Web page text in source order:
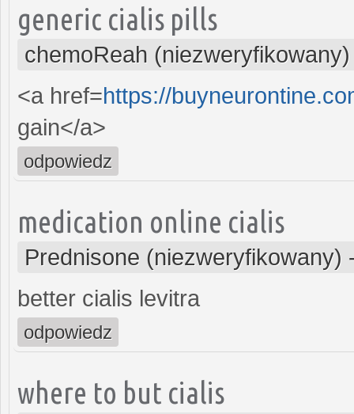
generic cialis pills
chemoReah (niezweryfikowany)
<a href=https://
gain</a>
odpowiedz
medication online cialis
Prednisone (niezweryfikowany)
better cialis levitra
odpowiedz
where to but cialis